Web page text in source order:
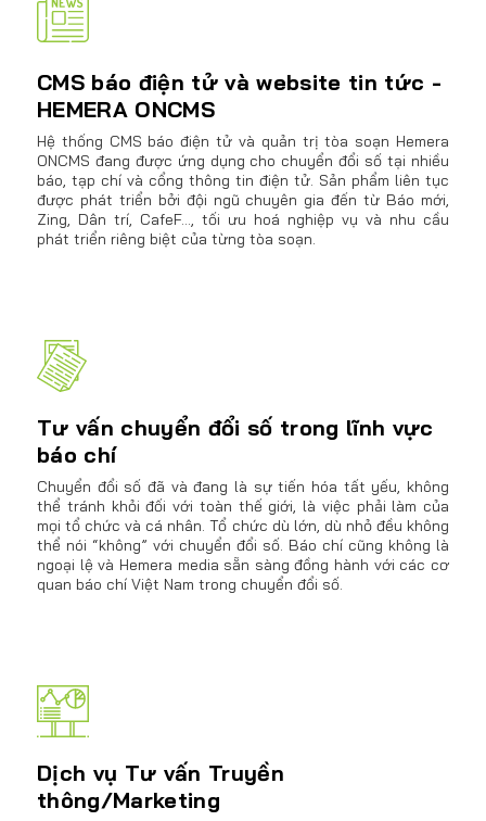
CMS báo điện tử và website tin tức -
HEMERA ONCMS
Hệ thống CMS báo điện tử và quản trị tòa soạn Hemera
ONCMS đang được ứng dụng cho chuyển đổi số tại nhiều
báo, tạp chí và cổng thông tin điện tử. Sản phẩm liên tục
được phát triển bởi đội ngũ chuyên gia đến từ Báo mới,
Zing, Dân trí, CafeF..., tối ưu hoá nghiệp vụ và nhu cầu
phát triển riêng biệt của từng tòa soạn.
Tư vấn chuyển đổi số trong lĩnh vực
báo chí
Chuyển đổi số đã và đang là sự tiến hóa tất yếu, không
thể tránh khỏi đối với toàn thế giới, là việc phải làm của
mọi tổ chức và cá nhân. Tổ chức dù lớn, dù nhỏ đều không
thể nói “không” với chuyển đổi số. Báo chí cũng không là
ngoại lệ và Hemera media sẵn sàng đồng hành với các cơ
quan báo chí Việt Nam trong chuyển đổi số.
Dịch vụ Tư vấn Truyền
thông/Marketing